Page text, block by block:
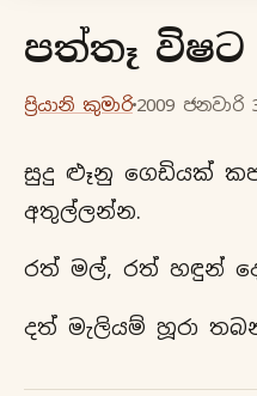
පත්තෑ විෂට
ප්‍රියානි කුමාරි 2009 ජනවාරි
සුදු ළූනු ගෙඩියක්
අතුල්ලන්න.
රත් මල්, රත් හඳුන්
දත් මැලියම් හූරා